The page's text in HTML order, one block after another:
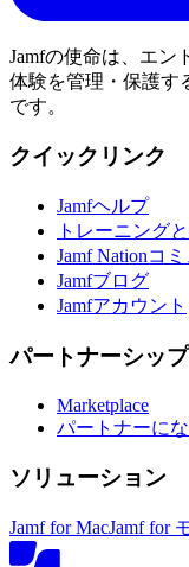
Jamfの使命は、エン
体験を管理・保護す
です。
クイックリンク
Jamfヘルプ
トレーニング
Jamf Nationコ
Jamfブログ
Jamfアカウント
パートナーシップ
Marketplace
パートナーに
ソリューション
Jamf for MacJamf for